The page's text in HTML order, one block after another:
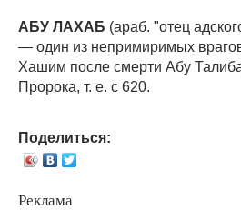
АБУ ЛАХАБ (араб. "отец
— один из непримиримых
Хашим после смерти Абу
Пророка, т. е. с 620.
Поделиться:
Реклама